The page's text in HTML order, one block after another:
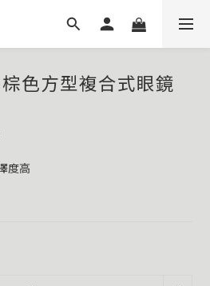
色方型複合式眼鏡
澤度高